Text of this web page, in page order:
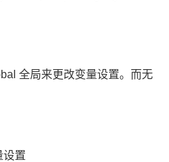
全局来更改变量设置。而无
设置